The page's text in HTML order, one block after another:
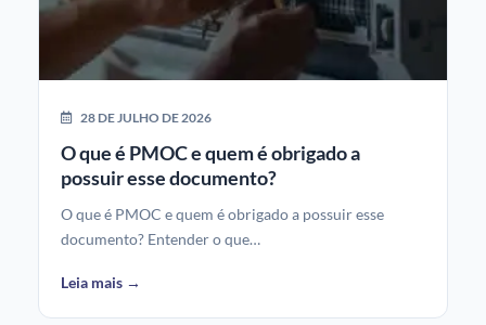
28 DE JULHO DE 2026
O que é PMOC e quem é obrigado a
possuir esse documento?
O que é PMOC e quem é obrigado a possuir esse
documento? Entender o que…
Leia mais →